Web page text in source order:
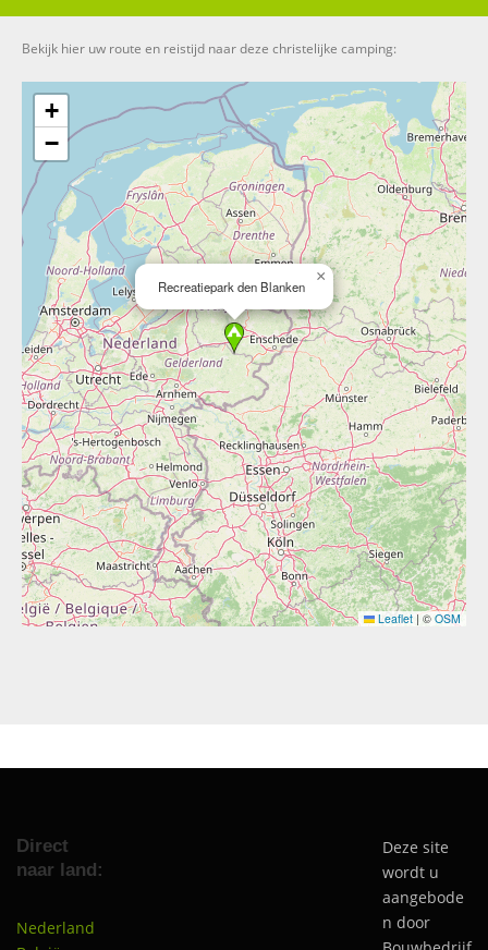
Bekijk hier uw route en reistijd naar deze christelijke camping:
Recreatiepark den Blanken
×
+
−
Leaflet | © OSM
Direct
naar land:
Nederland
Deze site
wordt u
aangebode
n door